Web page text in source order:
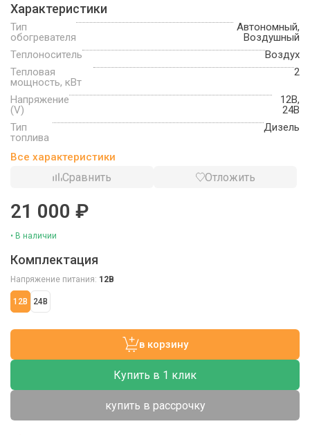
Характеристики
Тип
обогревателя
Автономный,
Воздушный
Теплоноситель
Воздух
Тепловая
мощность, кВт
2
Напряжение
(V)
12В,
24В
Тип
топлива
Дизель
Все характеристики
Сравнить Отложить
21 000 ₽
• В наличии
Комплектация
Напряжение питания: 12В
12В 24В
в корзину
Купить в 1 клик
купить в рассрочку